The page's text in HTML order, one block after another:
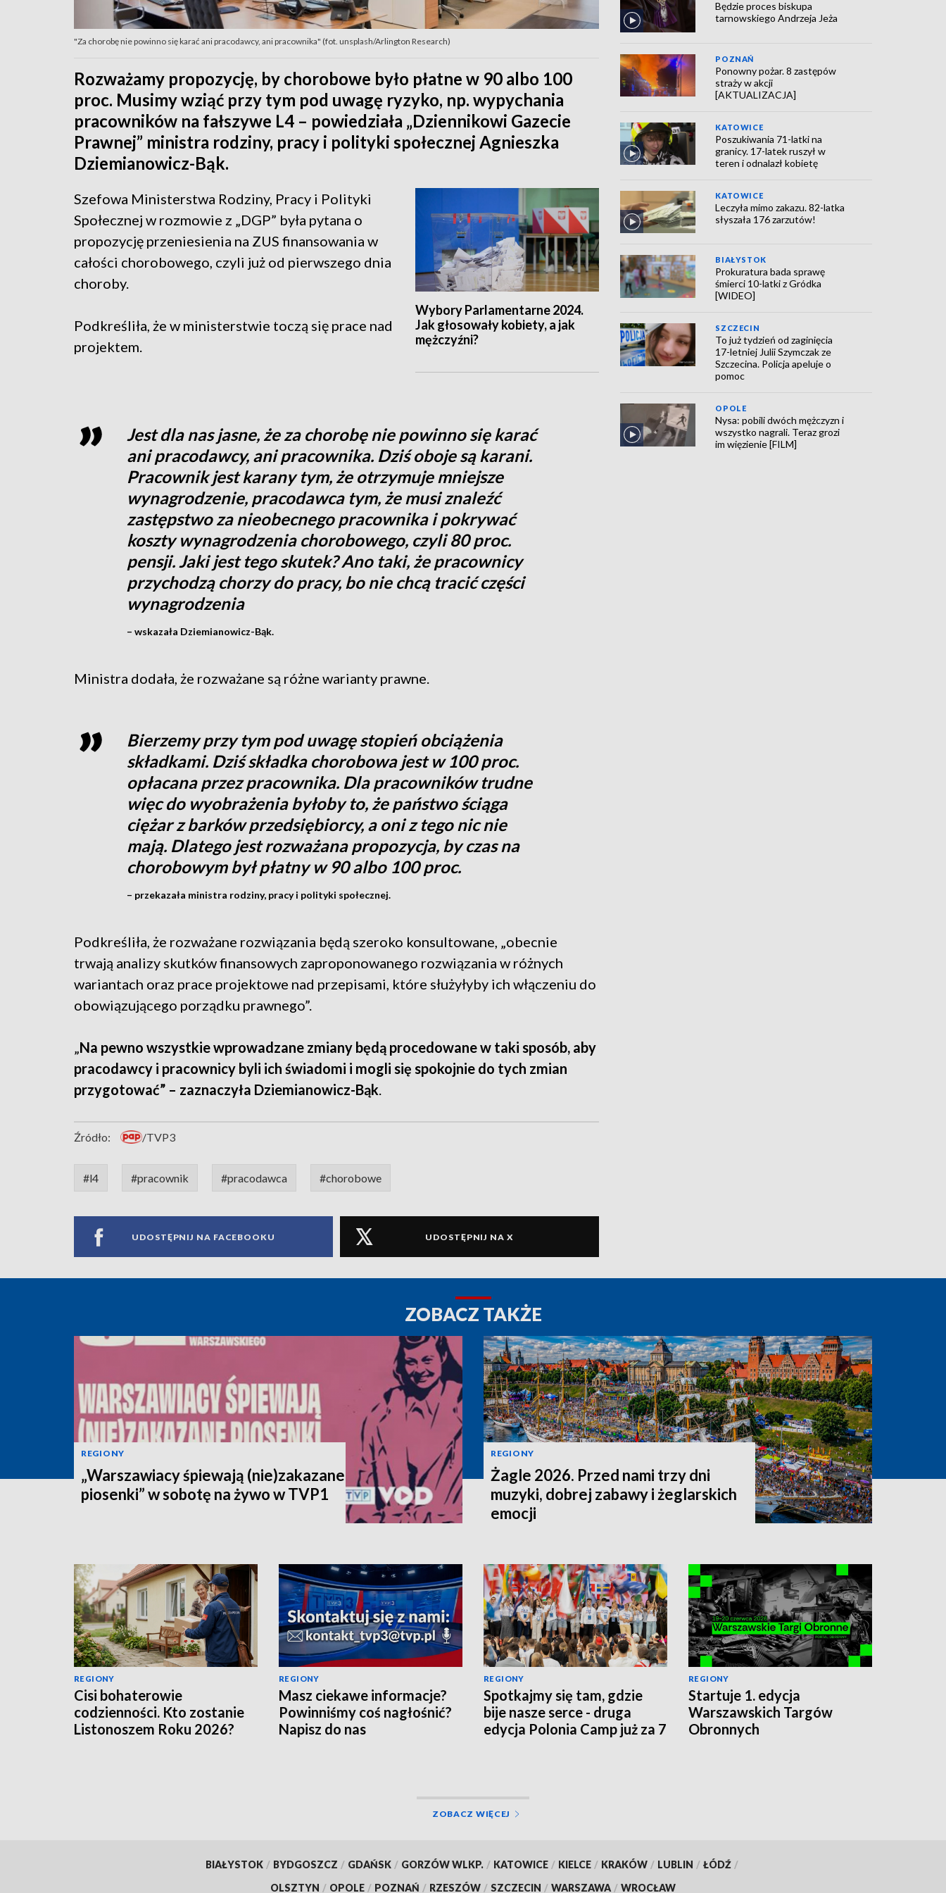
"Za chorobę nie powinno się karać ani pracodawcy, ani pracownika" (fot. unsplash/Arlington Research)
Rozważamy propozycję, by chorobowe było płatne w 90 albo 100
proc. Musimy wziąć przy tym pod uwagę ryzyko, np. wypychania
pracowników na fałszywe L4 – powiedziała „Dziennikowi Gazecie
Prawnej” ministra rodziny, pracy i polityki społecznej Agnieszka
Dziemianowicz-Bąk.
Wybory Parlamentarne 2024.
Jak głosowały kobiety, a jak
mężczyźni?
Szefowa Ministerstwa Rodziny, Pracy i Polityki
Społecznej w rozmowie z „DGP” była pytana o
propozycję przeniesienia na ZUS finansowania w
całości chorobowego, czyli już od pierwszego dnia
choroby.
Podkreśliła, że w ministerstwie toczą się prace nad
projektem.
Jest dla nas jasne, że za chorobę nie powinno się karać
ani pracodawcy, ani pracownika. Dziś oboje są karani.
Pracownik jest karany tym, że otrzymuje mniejsze
wynagrodzenie, pracodawca tym, że musi znaleźć
zastępstwo za nieobecnego pracownika i pokrywać
koszty wynagrodzenia chorobowego, czyli 80 proc.
pensji. Jaki jest tego skutek? Ano taki, że pracownicy
przychodzą chorzy do pracy, bo nie chcą tracić części
wynagrodzenia
– wskazała Dziemianowicz-Bąk.
Ministra dodała, że rozważane są różne warianty prawne.
Bierzemy przy tym pod uwagę stopień obciążenia
składkami. Dziś składka chorobowa jest w 100 proc.
opłacana przez pracownika. Dla pracowników trudne
więc do wyobrażenia byłoby to, że państwo ściąga
ciężar z barków przedsiębiorcy, a oni z tego nic nie
mają. Dlatego jest rozważana propozycja, by czas na
chorobowym był płatny w 90 albo 100 proc.
– przekazała ministra rodziny, pracy i polityki społecznej.
Podkreśliła, że rozważane rozwiązania będą szeroko konsultowane, „obecnie
trwają analizy skutków finansowych zaproponowanego rozwiązania w różnych
wariantach oraz prace projektowe nad przepisami, które służyłyby ich włączeniu do
obowiązującego porządku prawnego”.
„Na pewno wszystkie wprowadzane zmiany będą procedowane w taki sposób, aby
pracodawcy i pracownicy byli ich świadomi i mogli się spokojnie do tych zmian
przygotować” – zaznaczyła Dziemianowicz-Bąk.
Źródło: /TVP3
#l4 #pracownik #pracodawca #chorobowe
UDOSTĘPNIJ NA FACEBOOKU UDOSTĘPNIJ NA X
Będzie proces biskupa
tarnowskiego Andrzeja Jeża
POZNAŃ
Ponowny pożar. 8 zastępów
straży w akcji
[AKTUALIZACJA]
KATOWICE
Poszukiwania 71-latki na
granicy. 17-latek ruszył w
teren i odnalazł kobietę
KATOWICE
Leczyła mimo zakazu. 82-latka
słyszała 176 zarzutów!
BIAŁYSTOK
Prokuratura bada sprawę
śmierci 10-latki z Gródka
[WIDEO]
SZCZECIN
To już tydzień od zaginięcia
17-letniej Julii Szymczak ze
Szczecina. Policja apeluje o
pomoc
OPOLE
Nysa: pobili dwóch mężczyzn i
wszystko nagrali. Teraz grozi
im więzienie [FILM]
ZOBACZ TAKŻE
REGIONY
„Warszawiacy śpiewają (nie)zakazane
piosenki” w sobotę na żywo w TVP1
REGIONY
Żagle 2026. Przed nami trzy dni
muzyki, dobrej zabawy i żeglarskich
emocji
REGIONY
Cisi bohaterowie
codzienności. Kto zostanie
Listonoszem Roku 2026?
REGIONY
Masz ciekawe informacje?
Powinniśmy coś nagłośnić?
Napisz do nas
REGIONY
Spotkajmy się tam, gdzie
bije nasze serce - druga
edycja Polonia Camp już za 7
REGIONY
Startuje 1. edycja
Warszawskich Targów
Obronnych
ZOBACZ WIĘCEJ
BIAŁYSTOK / BYDGOSZCZ / GDAŃSK / GORZÓW WLKP. / KATOWICE / KIELCE / KRAKÓW / LUBLIN / ŁÓDŹ /
OLSZTYN / OPOLE / POZNAŃ / RZESZÓW / SZCZECIN / WARSZAWA / WROCŁAW